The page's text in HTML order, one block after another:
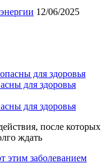
12/06/2025
для здоровья
для здоровья
после которых
ждать